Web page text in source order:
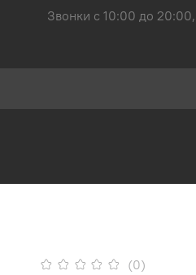
Звонки с 10:00 до
(0)